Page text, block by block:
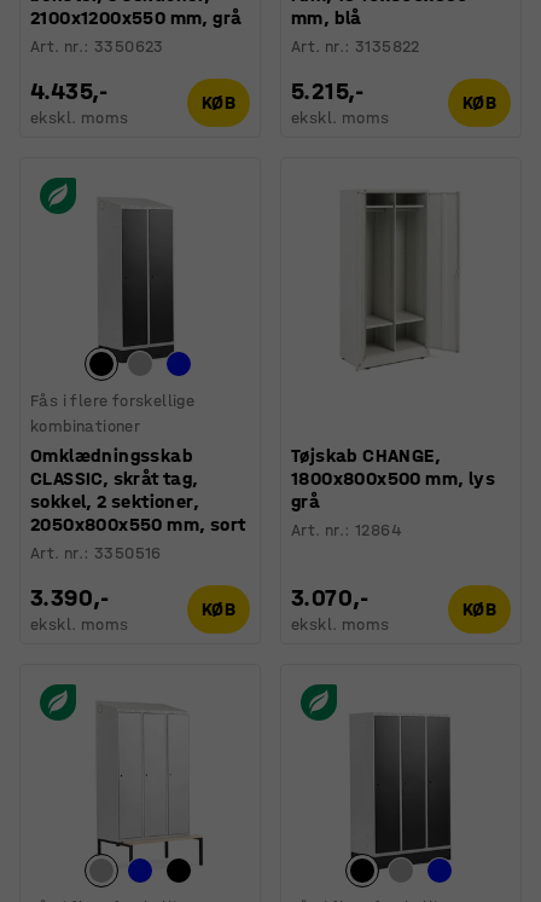
2100x1200x550 mm, grå
Art. nr.: 3350623
4.435,-
ekskl. moms
KØB
mm, blå
Art. nr.: 3135822
5.215,-
ekskl. moms
KØB
Fås i flere forskellige
kombinationer
Omklædningsskab
CLASSIC, skråt tag,
sokkel, 2 sektioner,
2050x800x550 mm, sort
Art. nr.: 3350516
3.390,-
ekskl. moms
KØB
Tøjskab CHANGE,
1800x800x500 mm, lys
grå
Art. nr.:12864
3.070,-
ekskl. moms
KØB